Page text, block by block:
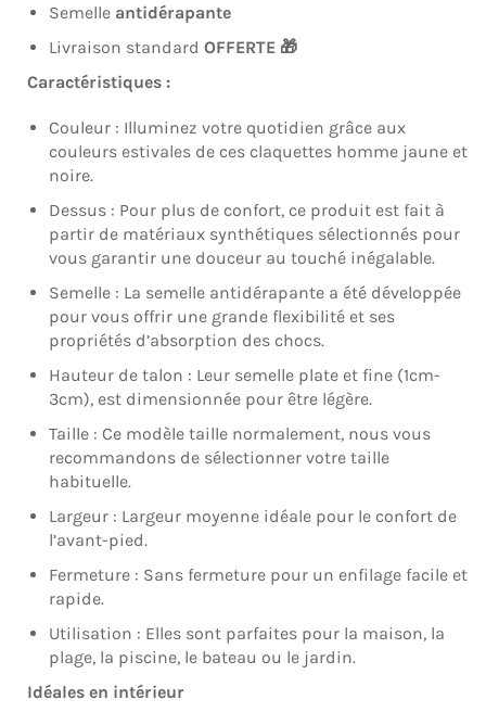
Semelle antidérapante
Livraison standard OFFERTE 🎁
Caractéristiques :
Couleur : Illuminez votre quotidien grâce aux
couleurs estivales de ces claquettes homme jaune et
noire.
Dessus : Pour plus de confort, ce produit est fait à
partir de matériaux synthétiques sélectionnés pour
vous garantir une douceur au touché inégalable.
Semelle : La semelle antidérapante a été développée
pour vous offrir une grande flexibilité et ses
propriétés d’absorption des chocs.
Hauteur de talon : Leur semelle plate et fine (1cm-
3cm), est dimensionnée pour être légère.
Taille : Ce modèle taille normalement, nous vous
recommandons de sélectionner votre taille
habituelle.
Largeur : Largeur moyenne idéale pour le confort de
l’avant-pied.
Fermeture : Sans fermeture pour un enfilage facile et
rapide.
Utilisation : Elles sont parfaites pour la maison, la
plage, la piscine, le bateau ou le jardin.
Idéales en intérieur